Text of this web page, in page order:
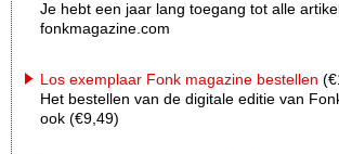
Je hebt een jaar lang toegang tot alle
fonkmagazine.com
Los exemplaar Fonk magazine bestellen
Het bestellen van de digitale editie van
ook (€9,49)